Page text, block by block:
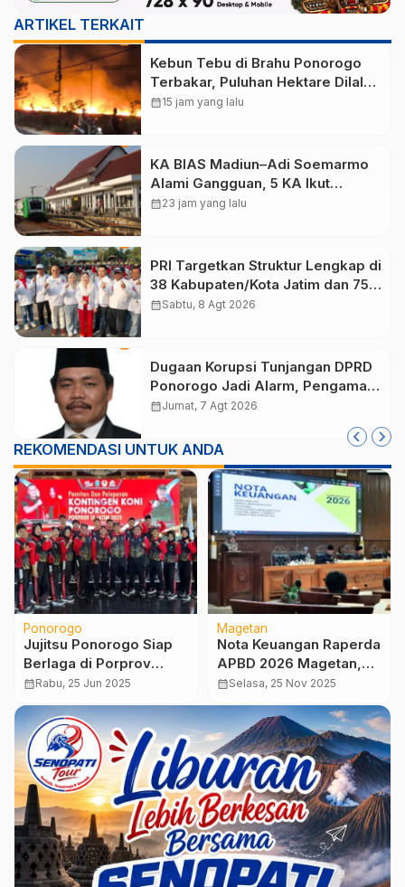
ARTIKEL TERKAIT
Kebun Tebu di Brahu Ponorogo
Terbakar, Puluhan Hektare Dilalap
Api
calendar_month15 jam yang lalu
KA BIAS Madiun–Adi Soemarmo
Alami Gangguan, 5 KA Ikut
Terdampak
calendar_month23 jam yang lalu
PRI Targetkan Struktur Lengkap di
38 Kabupaten/Kota Jatim dan 75
Kursi DPR RI pada Pemilu 2029
calendar_monthSabtu, 8 Agt 2026
Dugaan Korupsi Tunjangan DPRD
Ponorogo Jadi Alarm, Pengamat
Minta Magetan Perkuat Tata
calendar_monthJumat, 7 Agt 2026
REKOMENDASI UNTUK ANDA
Ponorogo
Jujitsu Ponorogo Siap
Berlaga di Porprov
Jatim IX 2025, Usung
Misi Pertahankan Tahta
Raja
calendar_monthRabu, 25 Jun 2025
Magetan
Nota Keuangan Raperda
APBD 2026 Magetan,
Tekankan Prioritas dan
Penguatan Pendapatan
Daerah
calendar_monthSelasa, 25 Nov 2025